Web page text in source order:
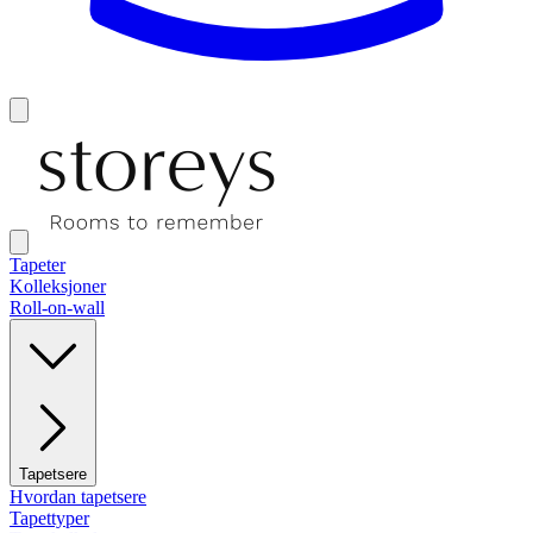
Tapeter
Kolleksjoner
Roll-on-wall
Tapetsere
Hvordan tapetsere
Tapettyper